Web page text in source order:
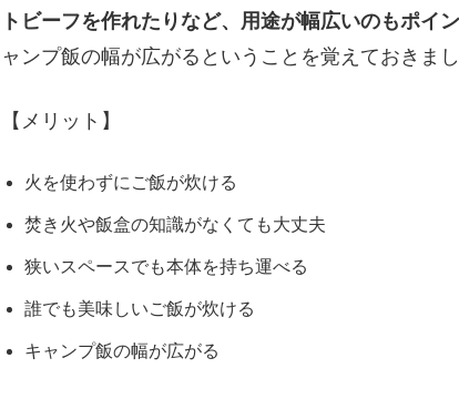
トビーフを作れたりなど、用途が幅広いのもポイ
ャンプ飯の幅が広がるということを覚えておきま
【メリット】
火を使わずにご飯が炊ける
焚き火や飯盒の知識がなくても大丈夫
狭いスペースでも本体を持ち運べる
誰でも美味しいご飯が炊ける
キャンプ飯の幅が広がる